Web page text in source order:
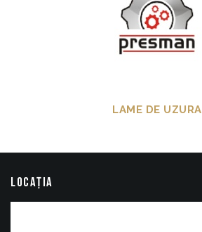
LAME DE UZURA
LOCAȚIA